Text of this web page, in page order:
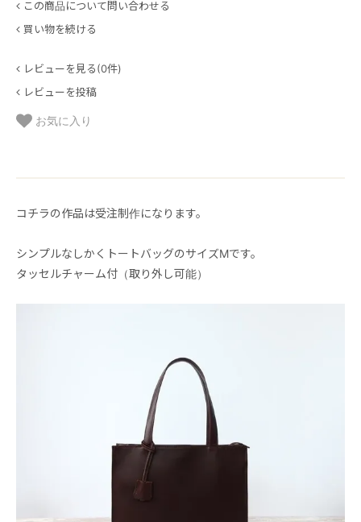
この商品について問い合わせる
買い物を続ける
レビューを見る(0件)
レビューを投稿
お気に入り
コチラの作品は受注制作になります。
シンプルなしかくトートバッグのサイズMです。
タッセルチャーム付（取り外し可能）